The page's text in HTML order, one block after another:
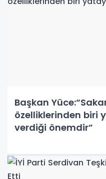
Başkan
özelliklerinden biri
verdiği önemdir”